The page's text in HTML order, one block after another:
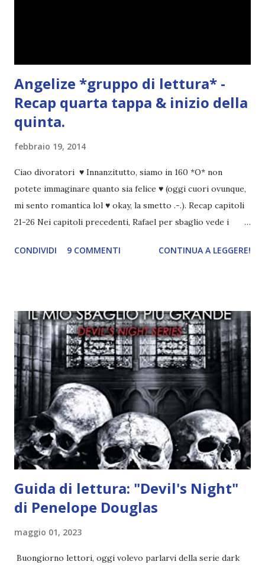
Angelize *gruppo di lettura* -
Recap quarta tappa & inizio della
quinta.
febbraio 19, 2014
Ciao divoratori ♥ Innanzitutto, siamo in 160 *O* non
potete immaginare quanto sia felice ♥ (oggi cuori ovunque,
mi sento romantica lol ♥ okay, la smetto .-.). Recap capitoli
21-26 Nei capitoli precedenti, Rafael per sbaglio vede i
incontrano e Hesediel mostra loro come combattere i puri.
angelo puro, Elemiah. Ma, a differenza di cosa pensano,
l'angelo non ha intenzione di fare una strage, piuttosto è lì
per avvertili che Mikael non è più "l'angelo puro" che
credono e che potrebbe aver ucciso altri mezzi angeli, tipo
Rafael. A quelle parole, Haniel seguito da altri ibridi, si reca
nell'appartamento, senza risultati. Infine cercano nella
chiesetta. Lì trovano Rafael alle prese con gli angeli puri,
ma questa volta ...
CONDIVIDI 9 COMMENTI CONTINUA A LEGGERE!
Guida di lettura: "Devil's Night"
di Penelope Douglas
maggio 01, 2023
Buongiorno lettori, oggi volevo parlarvi della serie dark